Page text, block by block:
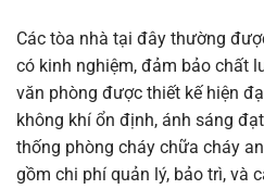
Các tòa nhà tại đây thường
có kinh nghiệm, đảm bảo chất
văn phòng được thiết kế hiện
không khí ổn định, ánh sáng
thống phòng cháy chữa cháy
gồm chi phí quản lý, bảo trì, và